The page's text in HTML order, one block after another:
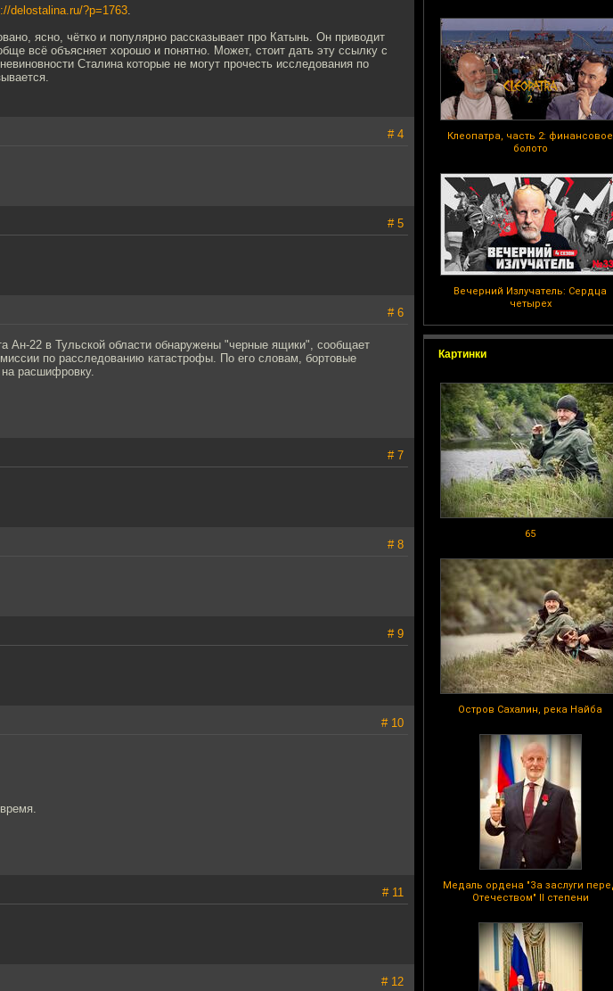
Клеопатра, часть 2: финансовое
болото
Вечерний Излучатель: Сердца
четырех
Картинки
65
Остров Сахалин, река Найба
Медаль ордена "За заслуги
Отечеством" II степени
delostalina.ru/?p=1763.
ясно, чётко и популярно рассказывает про Катынь. Он приводит
всё объясняет хорошо и понятно. Может, стоит дать эту ссылку с
Сталина которые не могут прочесть исследования по
# 4
# 5
# 6
Ан-22 в Тульской области обнаружены "черные ящики", сообщает
по расследованию катастрофы. По его словам, бортовые
расшифровку.
# 7
# 8
# 9
# 10
# 11
# 12